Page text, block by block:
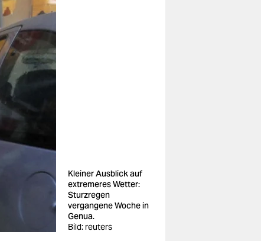
Kleiner Ausblick auf
extremeres Wetter:
Sturzregen
vergangene Woche in
Genua.
Bild: reuters